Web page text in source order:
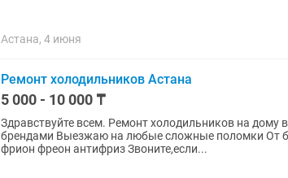
Астана, 4 июня
Ремонт холодильников Астана
5 000 - 10 000 ₸
Здравствуйте всем. Ремонт холодильников на дому
брендами Выезжаю на любые сложные поломки От
фрион фреон антифриз Звоните,если...